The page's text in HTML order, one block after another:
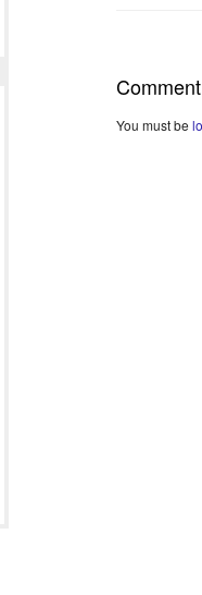
Comment
You must be